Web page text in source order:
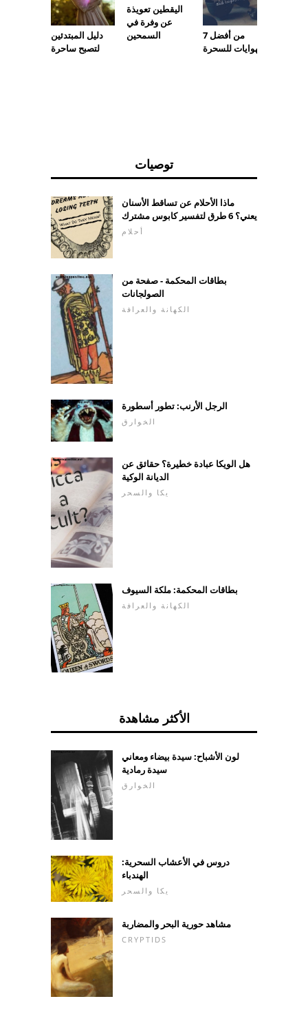
دليل المبتدئين
لتصبح ساحرة
اليقطين تعويذة
عن وفرة في
السمحين
7 من أفضل
الهوايات للسحرة
توصيات
ماذا الأحلام عن تساقط الأسنان
يعني؟ 6 طرق لتفسير كابوس مشترك
أحلام
بطاقات المحكمة - صفحة من
الصولجانات
الكهانة والعرافة
الرجل الأرنب: تطور أسطورة
الخوارق
هل الويكا عبادة خطيرة؟ حقائق عن
الديانة الوكية
يكا والسحر
بطاقات المحكمة: ملكة السيوف
الكهانة والعرافة
الأكثر مشاهدة
لون الأشباح: سيدة بيضاء ومعاني
سيدة رمادية
الخوارق
دروس في الأعشاب السحرية:
الهندباء
يكا والسحر
مشاهد حورية البحر والمضاربة
CRYPTIDS